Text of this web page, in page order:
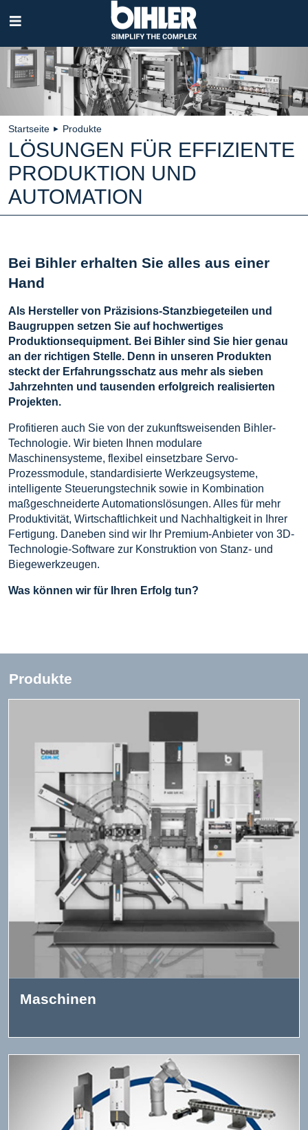
überspringen
Startseite ► Produkte
LÖSUNGEN FÜR EFFIZIENTE
PRODUKTION UND
AUTOMATION
Bei Bihler erhalten Sie alles aus einer
Hand
Als Hersteller von Präzisions-Stanzbiegeteilen und
Baugruppen setzen Sie auf hochwertiges
Produktionsequipment. Bei Bihler sind Sie hier genau
an der richtigen Stelle. Denn in unseren Produkten
steckt der Erfahrungsschatz aus mehr als sieben
Jahrzehnten und tausenden erfolgreich realisierten
Projekten.
Profitieren auch Sie von der zukunftsweisenden Bihler-
Technologie. Wir bieten Ihnen modulare
Maschinensysteme, flexibel einsetzbare Servo-
Prozessmodule, standardisierte Werkzeugsysteme,
intelligente Steuerungstechnik sowie in Kombination
maßgeschneiderte Automationslösungen. Alles für mehr
Produktivität, Wirtschaftlichkeit und Nachhaltigkeit in Ihrer
Fertigung. Daneben sind wir Ihr Premium-Anbieter von 3D-
Technologie-Software zur Konstruktion von Stanz- und
Biegewerkzeugen.
Was können wir für Ihren Erfolg tun?
Produkte
Maschinen